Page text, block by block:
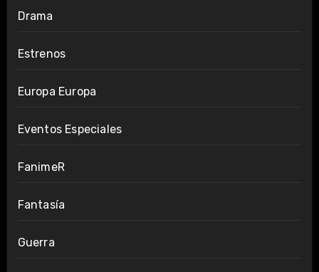
Drama
Estrenos
Europa Europa
Eventos Especiales
FanimeR
Fantasía
Guerra